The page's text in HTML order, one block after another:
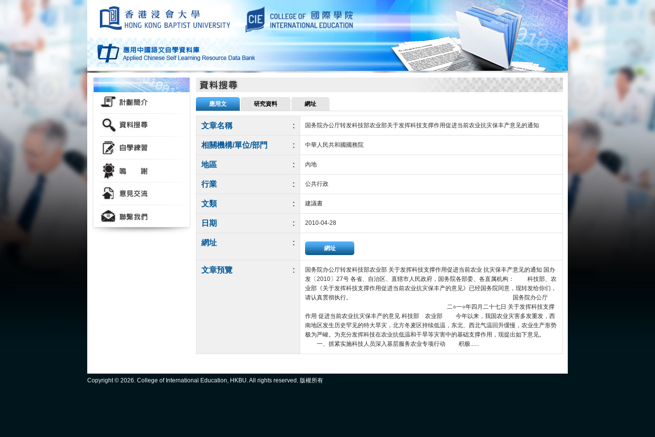
應用文 研究資料 網址
文章名稱 : 国务院办公厅转发科技部农业部关于发挥科技支撑作用促进当前农业抗灾保丰产意见的通知
相關機構/單位/部門 : 中華人民共和國國務院
地區 : 內地
行業 : 公共行政
文類 : 建議書
日期 : 2010-04-28
網址 :
網址
文章預覽 :
国务院办公厅转发科技部农业部 关于发挥科技支撑作用促进当前农业 抗灾保丰产意见的通知 国办
发〔2010〕27号 各省、自治区、直辖市人民政府，国务院各部委、各直属机构： 科技部、农
业部《关于发挥科技支撑作用促进当前农业抗灾保丰产的意见》已经国务院同意，现转发给你们，
请认真贯彻执行。 国务院办公厅
二○一○年四月二十七日 关于发挥科技支撑
作用 促进当前农业抗灾保丰产的意见 科技部 农业部 今年以来，我国农业灾害多发重发，西
南地区发生历史罕见的特大旱灾，北方冬麦区持续低温，东北、西北气温回升缓慢，农业生产形势
极为严峻。为充分发挥科技在农业抗低温和干旱等灾害中的基础支撑作用，现提出如下意见。
一、抓紧实施科技人员深入基层服务农业专项行动 积极......
Copyright © 2026. College of International Education, HKBU. All rights reserved. 版權所有